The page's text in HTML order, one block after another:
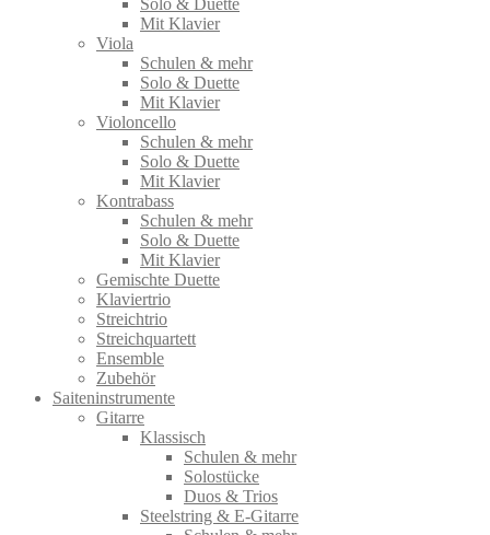
Solo & Duette
Mit Klavier
Viola
Schulen & mehr
Solo & Duette
Mit Klavier
Violoncello
Schulen & mehr
Solo & Duette
Mit Klavier
Kontrabass
Schulen & mehr
Solo & Duette
Mit Klavier
Gemischte Duette
Klaviertrio
Streichtrio
Streichquartett
Ensemble
Zubehör
Saiteninstrumente
Gitarre
Klassisch
Schulen & mehr
Solostücke
Duos & Trios
Steelstring & E-Gitarre